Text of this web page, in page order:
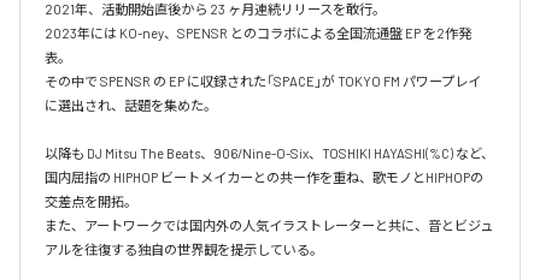
2021年、活動開始直後から 23 ヶ月連続リリースを敢行。
2023年には KO-ney、SPENSR とのコラボによる全国流通盤 EP を2作発
表。
その中で SPENSR の EP に収録された「SPACE」が TOKYO FM パワープレイ
に選出され、話題を集めた。
以降も DJ Mitsu The Beats、906/Nine-O-Six、TOSHIKI HAYASHI(%C) など、
国内屈指の HIPHOP ビートメイカーとの共ー作を重ね、歌モノとHIPHOPの
交差点を開拓。
また、アートワークでは国内外の人気イラストレーターと共に、音とビジュ
アルを往復する独自の世界観を提示している。